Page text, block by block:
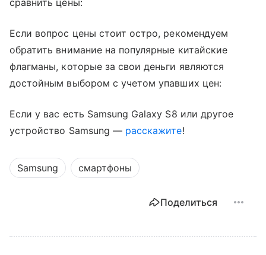
сравнить цены:
Если вопрос цены стоит остро, рекомендуем
обратить внимание на популярные китайские
флагманы, которые за свои деньги являются
достойным выбором с учетом упавших цен:
Если у вас есть Samsung Galaxy S8 или другое
устройство Samsung — расскажите!
Samsung смартфоны
Поделиться